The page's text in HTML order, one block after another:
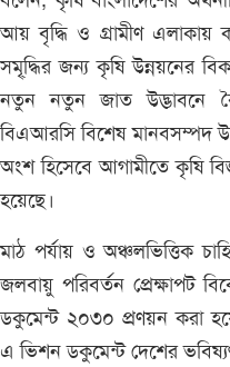
আয় বৃদ্ধি ও গ্রামীণ এলাকায়
সমৃ্দ্ধির জন্য কৃষি উন্নয়নের
নতুন নতুন জাত উদ্ভাবনে
বিএআরসি বিশেষ মানবসম্পদ
অংশ হিসেবে আগামীতে কৃষি
হয়েছে।
মাঠ পর্যায় ও অঞ্চলভিত্তিক
জলবায়ু পরিবর্তন প্রেক্ষাপট
ডকুমেন্ট ২০৩০ প্রণয়ন করা
এ ভিশন ডকুমেন্ট দেশের